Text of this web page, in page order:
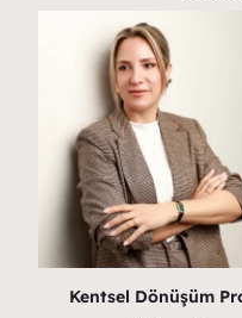
Kentsel Dönüşüm